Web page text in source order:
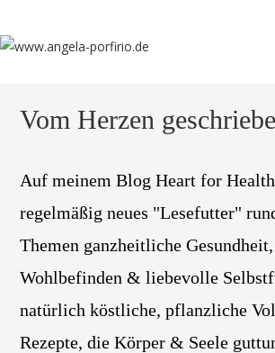
Inhalt
springen
Vom Herzen
Auf meinem Blog Heart for
regelmäßig neues "Lesefutter"
Themen ganzheitliche
Wohlbefinden & liebevolle
natürlich köstliche, pflanzliche
Rezepte, die Körper & Seele